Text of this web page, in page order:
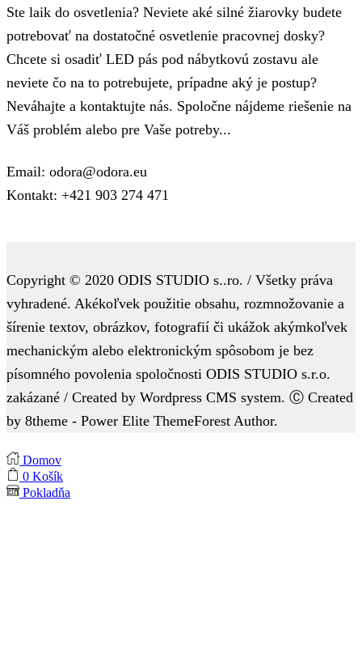
Ste laik do osvetlenia? Neviete aké silné žiarovky budete
potrebovať na dostatočné osvetlenie pracovnej dosky?
Chcete si osadiť LED pás pod nábytkovú zostavu ale
neviete čo na to potrebujete, prípadne aký je postup?
Neváhajte a kontaktujte nás. Spoločne nájdeme riešenie na
Váš problém alebo pre Vaše potreby...
Email: odora@odora.eu
Kontakt: +421 903 274 471
Copyright © 2020 ODIS STUDIO s..ro. / Všetky práva
vyhradené. Akékoľvek použitie obsahu, rozmnožovanie a
šírenie textov, obrázkov, fotografií či ukážok akýmkoľvek
mechanickým alebo elektronickým spôsobom je bez
písomného povolenia spoločnosti ODIS STUDIO s.r.o.
zakázané / Created by Wordpress CMS system. Ⓒ Created
by 8theme - Power Elite ThemeForest Author.
Domov
0 Košík
Pokladňa